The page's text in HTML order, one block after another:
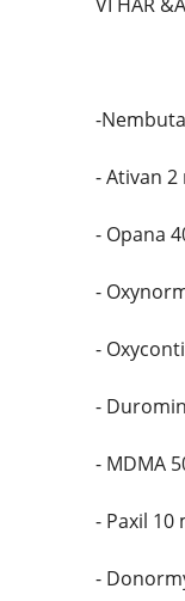
-
- Ativan 2
- Opana
-
-
-
- MDMA
- Paxil 10
-